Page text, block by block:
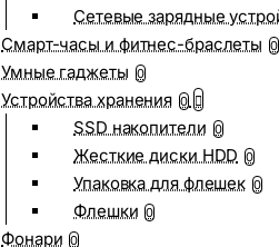
Сетевые зарядные
Смарт-часы и фитнес-браслеты 0
Умные гаджеты 0
Устройства хранения 0
SSD накопители 0
Жесткие диски HDD 0
Упаковка для флешек 0
Флешки 0
Фонари 0